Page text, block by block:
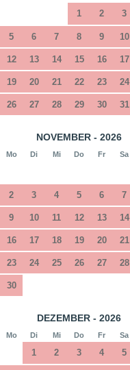
1 2 3
5 6 7 8 9 10
12 13 14 15 16 17
19 20 21 22 23 24
26 27 28 29 30 31
NOVEMBER - 2026
Mo Di Mi Do Fr Sa
2 3 4 5 6 7
9 10 11 12 13 14
16 17 18 19 20 21
23 24 25 26 27 28
30
DEZEMBER - 2026
Mo Di Mi Do Fr Sa
1 2 3 4 5